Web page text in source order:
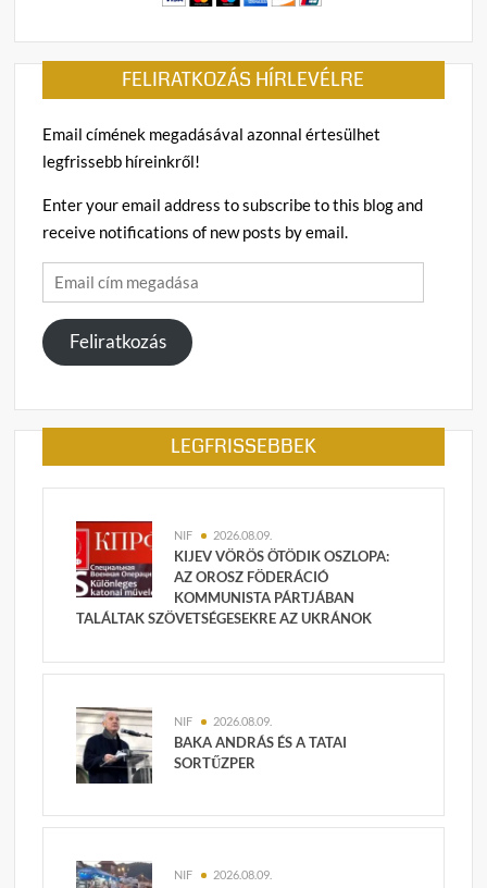
FELIRATKOZÁS HÍRLEVÉLRE
Email címének megadásával azonnal értesülhet
legfrissebb híreinkről!
Enter your email address to subscribe to this blog and
receive notifications of new posts by email.
Email
cím
megadása
Feliratkozás
LEGFRISSEBBEK
NIF 2026.08.09.
KIJEV VÖRÖS ÖTÖDIK OSZLOPA:
AZ OROSZ FÖDERÁCIÓ
KOMMUNISTA PÁRTJÁBAN
TALÁLTAK SZÖVETSÉGESEKRE AZ UKRÁNOK
NIF 2026.08.09.
BAKA ANDRÁS ÉS A TATAI
SORTŰZPER
NIF 2026.08.09.